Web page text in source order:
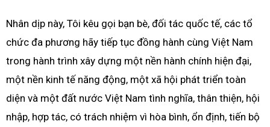
Nhân dịp này, Tôi kêu gọi bạn bè, đối tác quốc tế, các tổ
chức đa phương hãy tiếp tục đồng hành cùng Việt Nam
trong hành trình xây dựng một nền hành chính hiện đại,
một nền kinh tế năng động, một xã hội phát triển toàn
diện và một đất nước Việt Nam tình nghĩa, thân thiện, hội
nhập, hợp tác, có trách nhiệm vì hòa bình, ổn định, tiến bộ